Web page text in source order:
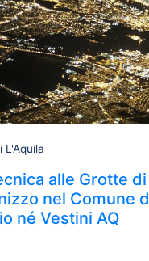
L'Aquila
alle Grotte
nel Comune
né Vestini AQ